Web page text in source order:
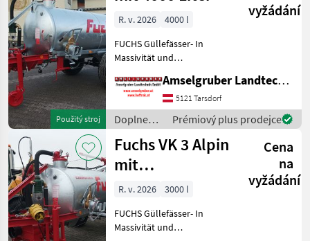
Použitý stroj
vyžádání
R. v. 2026
4000 l
FUCHS Güllefässer- In
Massivität und
(Stärkste Materialstärken +
Beste Materialen und Beste
Komponenten der
führenden TOP Hersteller!)
Sei
Amselgruber Landtechnik GmbH
5121 Tarsdorf
Doplnenie
živin a
polievanie
/ Fuchs
Prémiový plus prodejce
Fuchs VK 3 Alpin
mit
Hochdruckverteiler
Cena
na
vyžádání
R. v. 2026
3000 l
FUCHS Güllefässer- In
Massivität und